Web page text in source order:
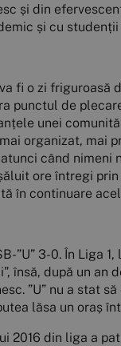
și din
și cu studenții
fi o zi friguroasă
punctul de
unei
organizat, mai
când nimeni
ore întregi
în continuare
”U” 3-0. În
însă, după un
”U” nu a stat
lăsa un oraș
2016 din liga a